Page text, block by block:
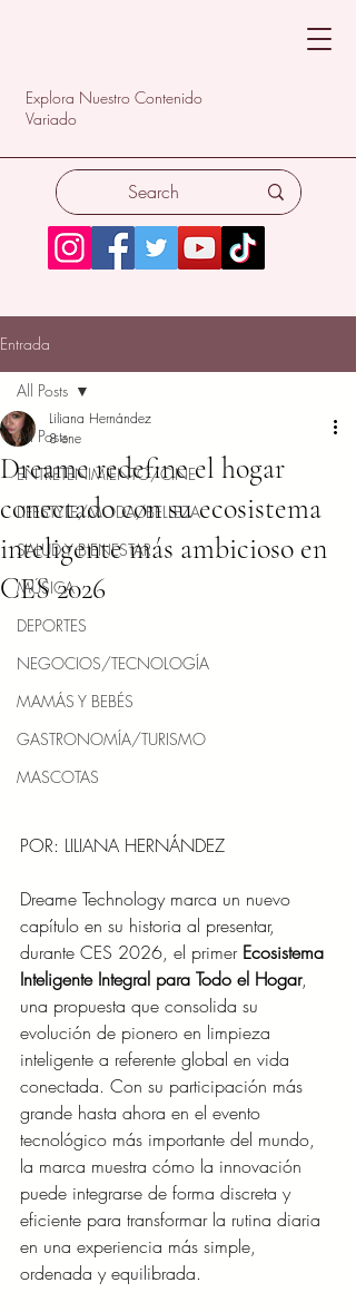
Explora Nuestro Contenido
Variado
Entrada
All Posts
ENTRETENIMIENTO/CINE
LIFESTYLE/MODA/BELLEZA
SALUD Y BIENESTAR
MÚSICA
DEPORTES
NEGOCIOS/TECNOLOGÍA
MAMÁS Y BEBÉS
GASTRONOMÍA/TURISMO
MASCOTAS
All Posts
Dreame redefine el hogar
conectado con su ecosistema
inteligente más ambicioso en
CES 2026
Liliana Hernández
8 ene
POR: LILIANA HERNÁNDEZ
Dreame Technology marca un nuevo
capítulo en su historia al presentar,
durante CES 2026, el primer Ecosistema
Inteligente Integral para Todo el Hogar,
una propuesta que consolida su
evolución de pionero en limpieza
inteligente a referente global en vida
conectada. Con su participación más
grande hasta ahora en el evento
tecnológico más importante del mundo,
la marca muestra cómo la innovación
puede integrarse de forma discreta y
eficiente para transformar la rutina diaria
en una experiencia más simple,
ordenada y equilibrada.